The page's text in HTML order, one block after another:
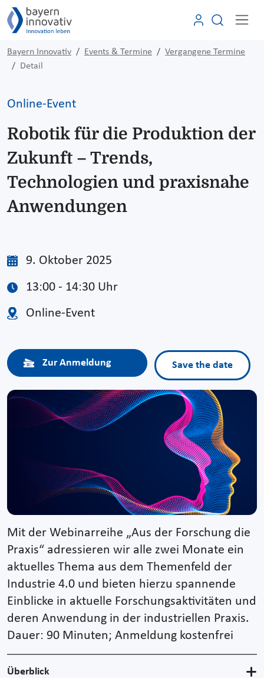
Bayern Innovativ Events & Termine
Vergangene Termine
Detail
Online-Event
Robotik für die Produktion der
Zukunft – Trends,
Technologien und praxisnahe
Anwendungen
9. Oktober 2025
13:00 - 14:30 Uhr
Online-Event
Zur Anmeldung Save the date
Mit der Webinarreihe „Aus der Forschung die
Praxis“ adressieren wir alle zwei Monate ein
aktuelles Thema aus dem Themenfeld der
Industrie 4.0 und bieten hierzu spannende
Einblicke in aktuelle Forschungsaktivitäten und
deren Anwendung in der industriellen Praxis.
Dauer: 90 Minuten; Anmeldung kostenfrei
Überblick